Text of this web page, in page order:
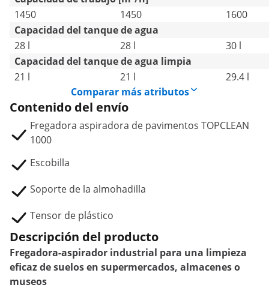
1450
1450
1600
Capacidad del tanque de agua
28 l
28 l
30 l
Capacidad del tanque de agua limpia
21 l
21 l
29.4 l
Comparar más atributos
Contenido del envío
Fregadora aspiradora de pavimentos TOPCLEAN
1000
Escobilla
Soporte de la almohadilla
Tensor de plástico
Descripción del producto
Fregadora-aspirador industrial para una limpieza
eficaz de suelos en supermercados, almacenes o
museos